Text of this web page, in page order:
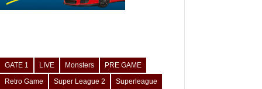
GATE 1 LIVE Monsters
PRE GAME
Retro Game
Super League 2
Superleague